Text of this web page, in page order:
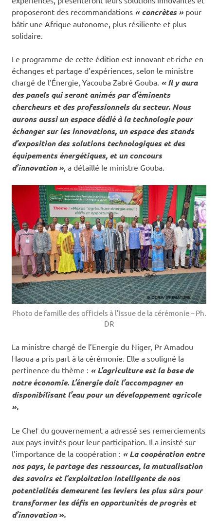
proposeront des recommandations « concrètes » pour
bâtir une Afrique autonome, plus résiliente et plus
solidaire.
Le programme de cette édition est innovant et riche en
échanges et partage d’expériences, selon le ministre
chargé de l’Énergie, Yacouba Zabré Gouba. « Il y aura
des panels qui seront animés par d’éminents
chercheurs et des professionnels du secteur. Nous
aurons aussi un espace dédié à la technologie pour
échanger sur les innovations, un espace des stands
d’exposition des solutions technologiques et des
équipements énergétiques, et un concours
d’innovation », a détaillé le ministre Gouba.
Photo de famille des officiels à l’issue de la cérémonie – Ph.
DR
La ministre chargé de l’Energie du Niger, Pr Amadou
Haoua a pris part à la cérémonie. Elle a souligné la
pertinence du thème : « L’agriculture est la base de
notre économie. L’énergie doit l’accompagner en
disponibilisant l’eau pour un développement agricole
».
Le Chef du gouvernement a adressé ses remerciements
aux pays invités pour leur participation. Il a insisté sur
l’importance de la coopération : « La coopération entre
nos pays, le partage des ressources, la mutualisation
des savoirs et l’exploitation intelligente de nos
potentialités demeurent les leviers les plus sûrs pour
transformer les défis en opportunités de progrès et
d’innovation ».